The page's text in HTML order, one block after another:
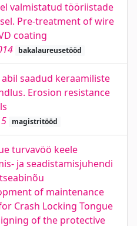
valmistatud tööriistade
Pre-treatment of wire
coating
bakalaureusetööd
saadud keraamiliste
Erosion resistance
magistritööd
turvavöö keele
ja seadistamisjuhendi
of maintenance
Crash Locking Tongue
of the protective